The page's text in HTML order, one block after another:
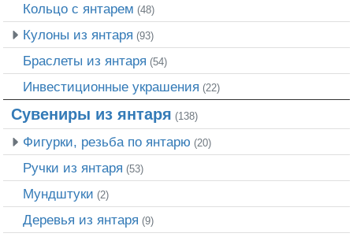
Кольцо с янтарем (48)
Кулоны из янтаря (93)
Браслеты из янтаря (54)
Инвестиционные украшения (22)
Сувениры из янтаря (138)
Фигурки, резьба по янтарю (20)
Ручки из янтаря (53)
Мундштуки (2)
Деревья из янтаря (9)